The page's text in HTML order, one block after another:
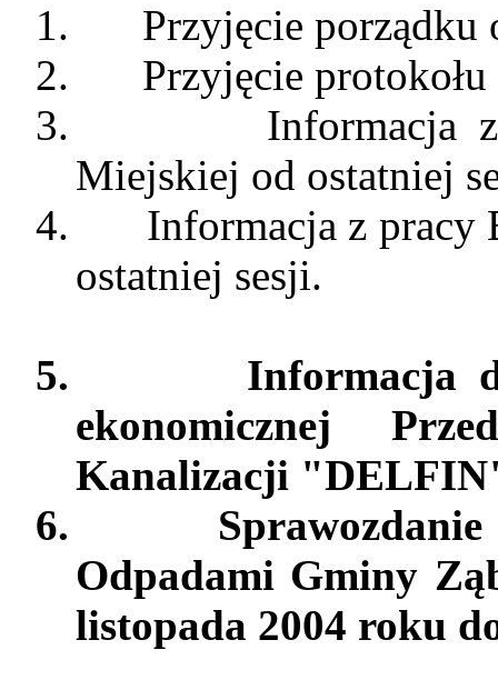
1.
Przyjęcie porządku
2.
Przyjęcie
3.
Informacja
Miejskiej od ostatniej
4.
Informacja z pracy
ostatniej sesji.
5.
Informacja
ekonomicznej
Kanalizacji
6.
Odpadami Gminy
listopada 2004 roku